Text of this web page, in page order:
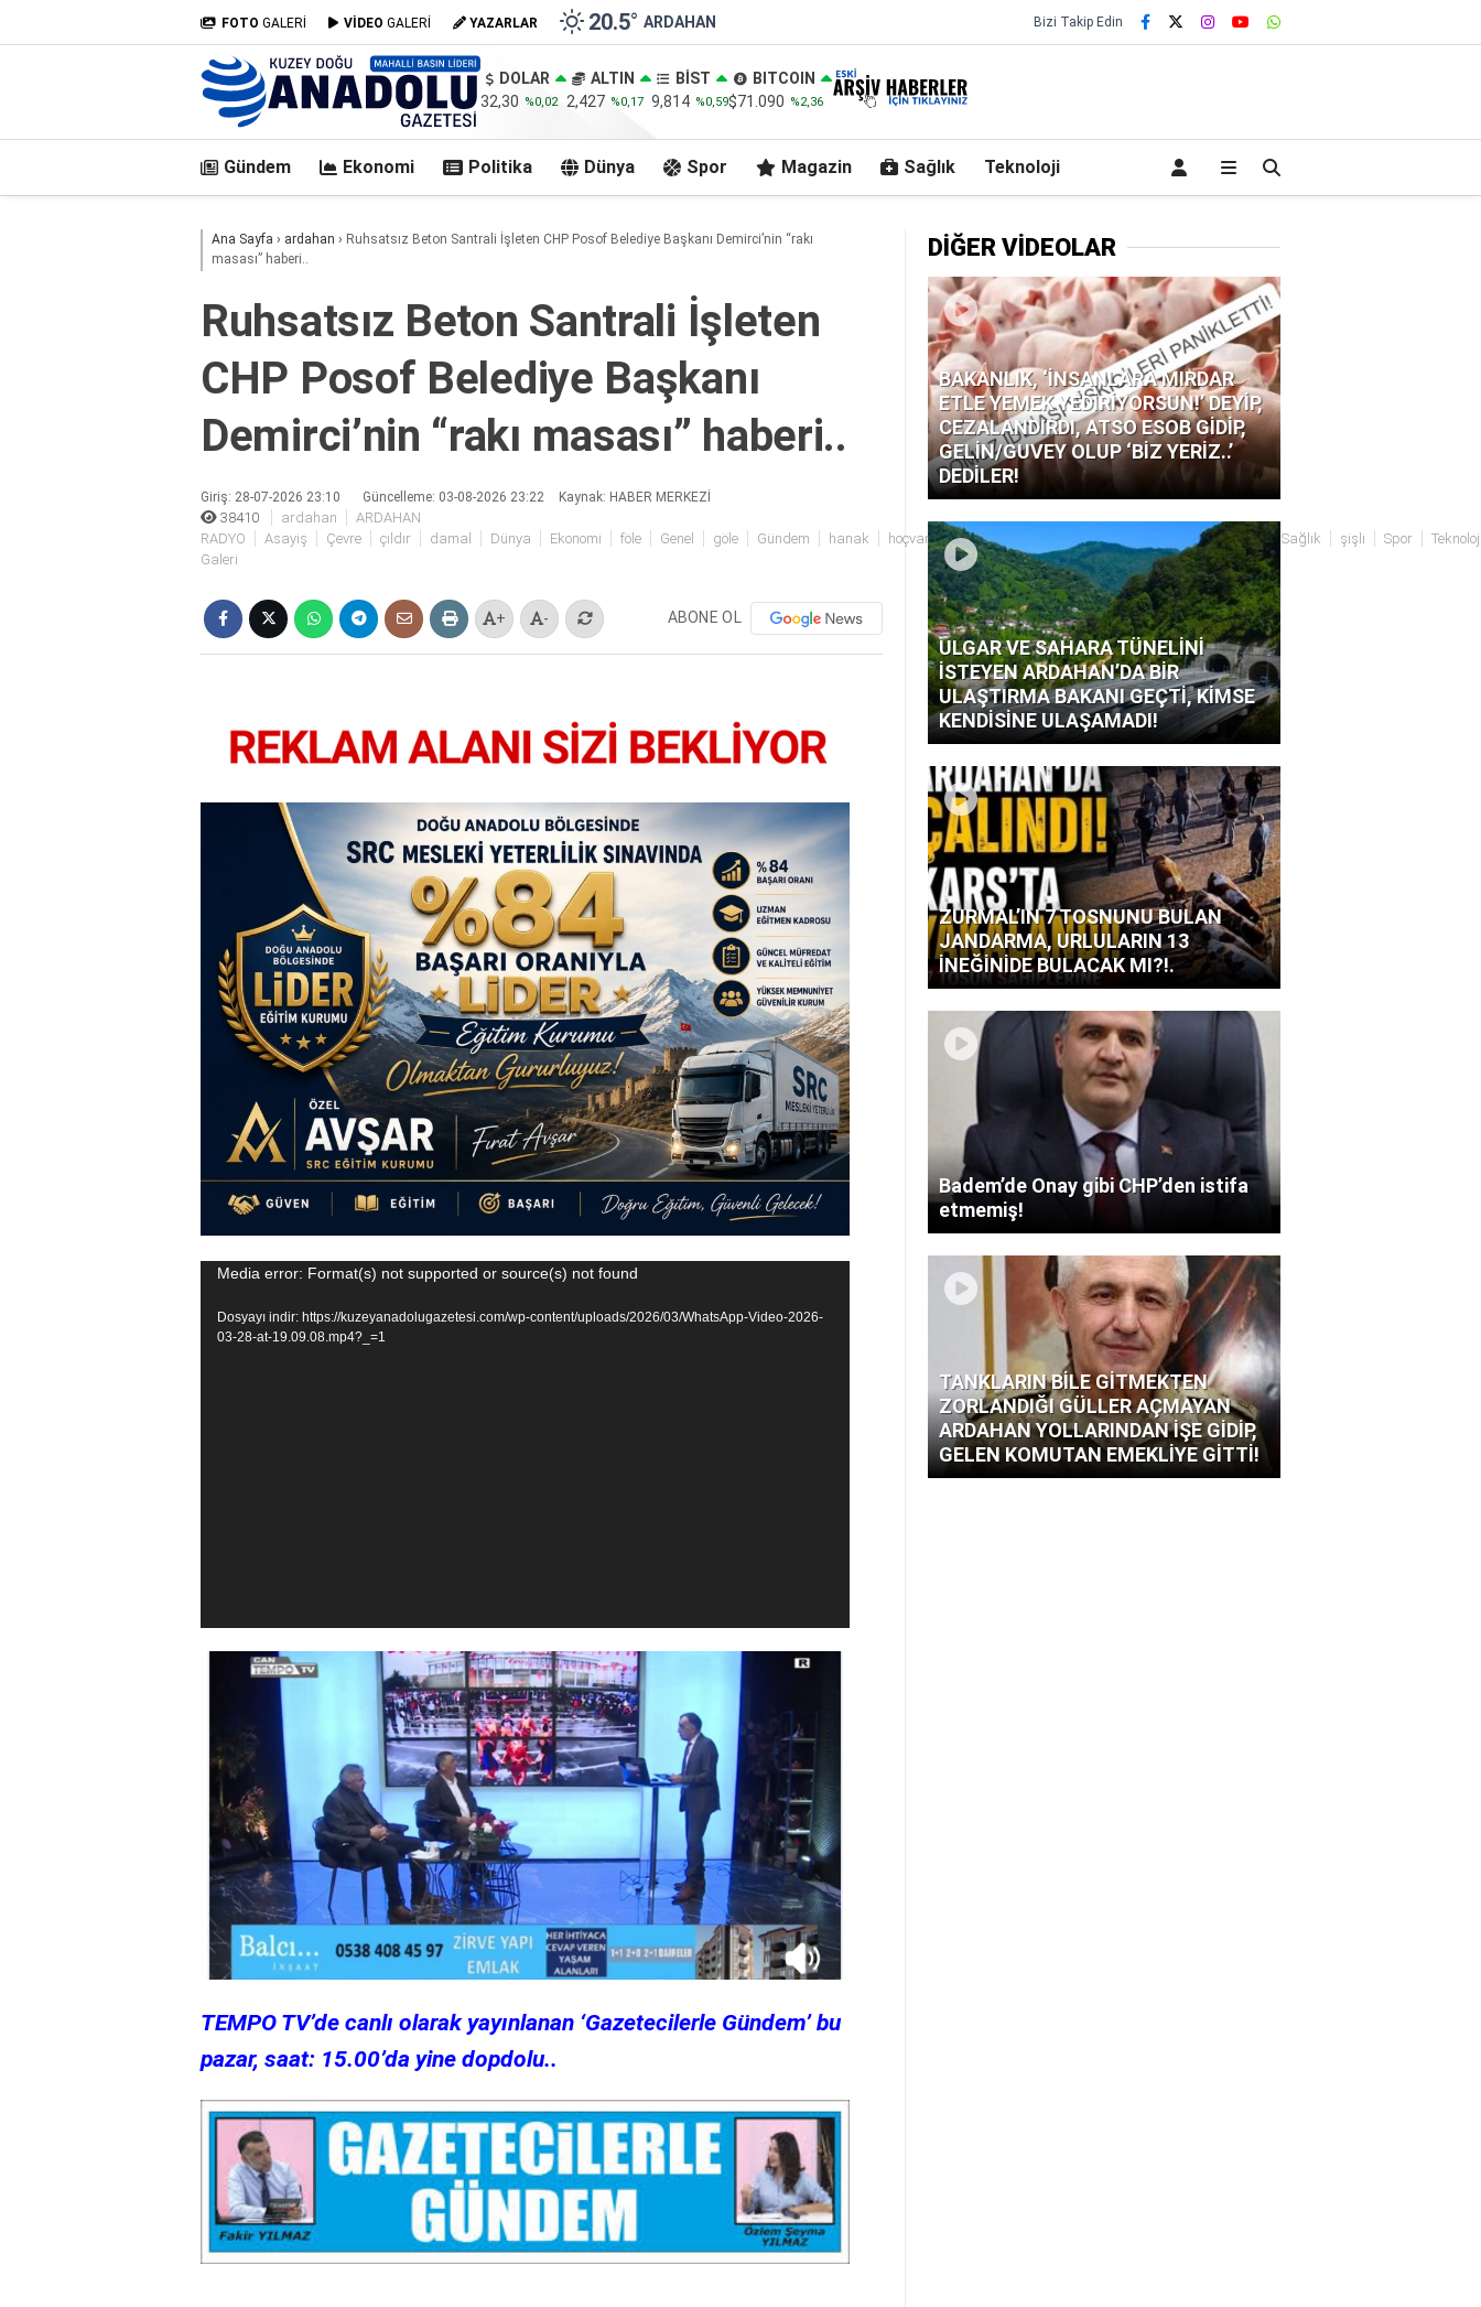
FOTO GALERİ VİDEO GALERİ YAZARLAR 20.5° ARDAHAN Bizi Takip Edin
DOLAR
32,30 %0,02
ALTIN
2,427 %0,17
BİST
9,814 %0,59
BITCOIN
$71.090 %2,36
Gündem Ekonomi Politika Dünya Spor Magazin Sağlık Teknoloji
Ana Sayfa › ardahan › Ruhsatsız Beton Santrali İşleten CHP Posof Belediye Başkanı Demirci’nin “rakı
masası” haberi..
Ruhsatsız Beton Santrali İşleten
CHP Posof Belediye Başkanı
Demirci’nin “rakı masası” haberi..
Giriş: 28-07-2026 23:10 Güncelleme: 03-08-2026 23:22 Kaynak: HABER MERKEZİ
38410 ardahan
ARDAHAN
RADYO
Asayiş Çevre çıldır damal Dünya Ekonomi föle Genel göle Gündem hanak hoçvan İstanbul Magazin Politika posof Sağlık şişli Spor
Galeri
+ - ABONE OL
Video
Media error: Format(s) not supported or source(s) not found
Dosyayı indir: https://kuzeyanadolugazetesi.com/wp-content/uploads/2026/03/WhatsApp-Video-2026-
03-28-at-19.09.08.mp4?_=1
TEMPO TV’de canlı olarak yayınlanan ‘Gazetecilerle Gündem’ bu
pazar, saat: 15.00’da yine dopdolu..
DİĞER VİDEOLAR
BAKANLIK, ‘İNSANLARA MIRDAR
ETLE YEMEK YEDİRİYORSUN!’ DEYİP,
CEZALANDIRDI, ATSO ESOB GİDİP,
GELİN/GUVEY OLUP ‘BİZ YERİZ..’
DEDİLER!
ULGAR VE SAHARA TÜNELİNİ
İSTEYEN ARDAHAN’DA BİR
ULAŞTIRMA BAKANI GEÇTİ, KİMSE
KENDİSİNE ULAŞAMADI!
ZURMAL’IN 7 TOSNUNU BULAN
JANDARMA, URLULARIN 13
İNEĞİNİDE BULACAK MI?!.
Badem’de Onay gibi CHP’den istifa
etmemiş!
TANKLARIN BİLE GİTMEKTEN
ZORLANDIĞI GÜLLER AÇMAYAN
ARDAHAN YOLLARINDAN İŞE GİDİP,
GELEN KOMUTAN EMEKLİYE GİTTİ!